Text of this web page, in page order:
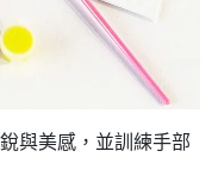
與美感，並訓練手部